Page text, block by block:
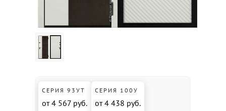
СЕРИЯ 93УТ
от 4 567 руб.
СЕРИЯ 100У
от 4 438 руб.